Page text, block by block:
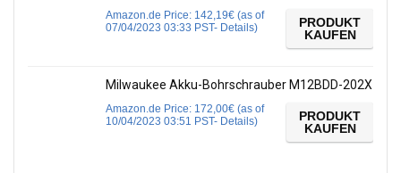
Amazon.de Price: 142,19€ (as of
07/04/2023 03:33 PST- Details)
PRODUKT
KAUFEN
Milwaukee Akku-Bohrschrauber M12BDD-202X
Amazon.de Price: 172,00€ (as of
10/04/2023 03:51 PST- Details)
PRODUKT
KAUFEN